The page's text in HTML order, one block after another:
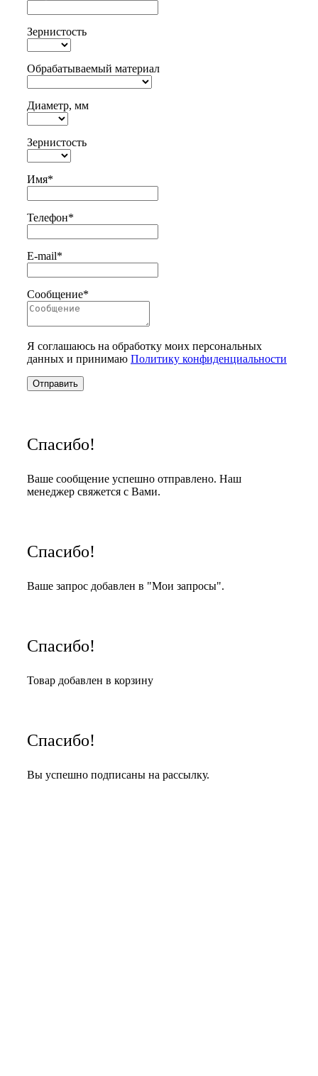
Зернистость
Обрабатываемый материал
Диаметр, мм
Зернистость
Имя*
Телефон*
E-mail*
Сообщение*
Я соглашаюсь на обработку моих персональных
данных и принимаю Политику конфиденциальности
Отправить
Спасибо!
Ваше сообщение успешно отправлено. Наш
менеджер свяжется с Вами.
Спасибо!
Ваше запрос добавлен в "Мои запросы".
Спасибо!
Товар добавлен в корзину
Спасибо!
Вы успешно подписаны на рассылку.